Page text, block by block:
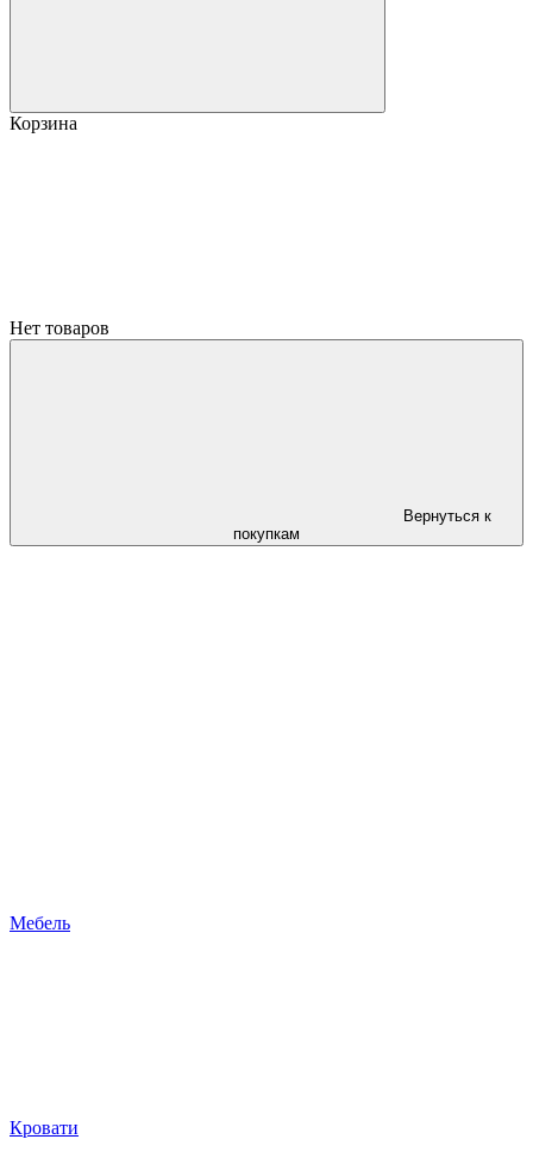
Корзина
Нет товаров
Вернуться к
покупкам
Мебель
Кровати